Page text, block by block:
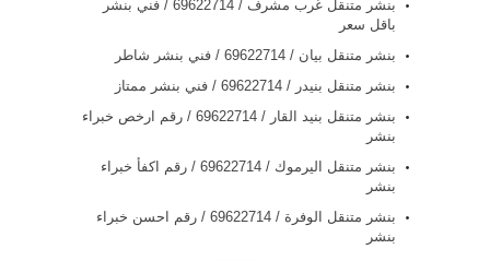
بنشر متنقل غرب مشرف / 69622714‬ / فني بنشر
باقل سعر
بنشر متنقل بيان / 69622714‬ / فني بنشر شاطر
بنشر متنقل بنيدر / 69622714‬ / فني بنشر ممتاز
بنشر متنقل بنيد القار / 69622714‬ / رقم ارخص خبراء
بنشر
بنشر متنقل اليرموك / 69622714‬ / رقم اكفأ خبراء
بنشر
بنشر متنقل الوفرة / 69622714‬ / رقم احسن خبراء
بنشر